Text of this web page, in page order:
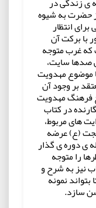
حضرت به شیوه
انتظار
با برکت آن
غرب متوجه
صدها سایت،
موضوع مهدویت
بر وجود آن
مهدویت
در کتاب
های مربوط،
(ع) عرضه
ی دوره ی گذار
را متوجه
نیز به شرح و
بتواند نمونه
سازد.